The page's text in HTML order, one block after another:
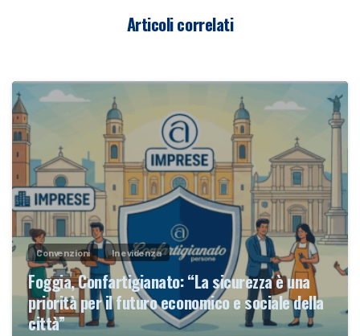
Articoli correlati
Convenzioni In evidenza
Foggia, Confartigianato: “La sicurezza è una
priorità per il futuro economico e sociale della
città”